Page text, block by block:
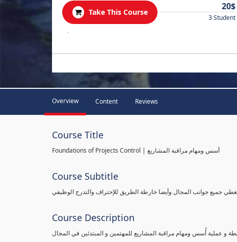
Take This Course
20$
3 Student
.
Overview Content Reviews
Course Title
Foundations of Projects Control | أسس ومهام مراقبة المشاريع
Course Subtitle
جميع جوانب المجال وأيضا خارطة الطريق للإحتراف والتدرج الوظيفي
Course Description
عملية أُسس ومهام مراقبة المشاريع للمهتمين و المبتدئين في المجال